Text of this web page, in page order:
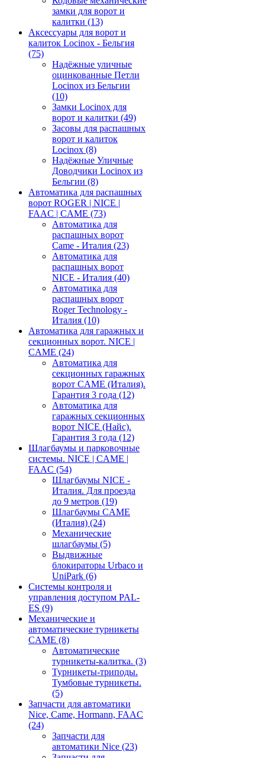
замки для ворот и
калитки (13)
Аксессуары для ворот и
калиток Locinox - Бельгия
(75)
Надёжные уличные
оцинкованные Петли
Locinox из Бельгии
(10)
Замки Locinox для
ворот и калитки (49)
Засовы для распашных
ворот и калиток
Locinox (8)
Надёжные Уличные
Доводчики Locinox из
Бельгии (8)
Автоматика для распашных
ворот ROGER | NICE |
FAAC | CAME (73)
Автоматика для
распашных ворот
Came - Италия (23)
Автоматика для
распашных ворот
NICE - Италия (40)
Автоматика для
распашных ворот
Roger Technology -
Италия (10)
Автоматика для гаражных и
секционных ворот. NICE |
CAME (24)
Автоматика для
секционных гаражных
ворот CAME (Италия).
Гарантия 3 года (12)
Автоматика для
гаражных секционных
ворот NICE (Найс).
Гарантия 3 года (12)
Шлагбаумы и парковочные
системы. NICE | CAME |
FAAC (54)
Шлагбаумы NICE -
Италия. Для проезда
до 9 метров (19)
Шлагбаумы CAME
(Италия) (24)
Механические
шлагбаумы (5)
Выдвижные
блокираторы Urbaco и
UniPark (6)
Системы контроля и
управления доступом PAL-
ES (9)
Механические и
автоматические турникеты
CAME (8)
Автоматические
турникеты-калитка. (3)
Турникеты-триподы.
Тумбовые турникеты.
(5)
Запчасти для автоматики
Nice, Came, Hormann, FAAC
(24)
Запчасти для
автоматики Nice (23)